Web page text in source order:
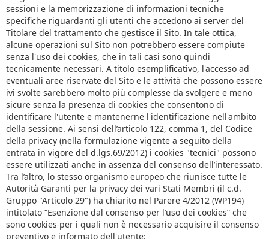
sessioni e la memorizzazione di informazioni tecniche
specifiche riguardanti gli utenti che accedono ai server del
Titolare del trattamento che gestisce il Sito. In tale ottica,
alcune operazioni sul Sito non potrebbero essere compiute
senza l'uso dei cookies, che in tali casi sono quindi
tecnicamente necessari. A titolo esemplificativo, l'accesso ad
eventuali aree riservate del Sito e le attività che possono essere
ivi svolte sarebbero molto più complesse da svolgere e meno
sicure senza la presenza di cookies che consentono di
identificare l'utente e mantenerne l'identificazione nell'ambito
della sessione. Ai sensi dell’articolo 122, comma 1, del Codice
della privacy (nella formulazione vigente a seguito della
entrata in vigore del d.lgs.69/2012) i cookies "tecnici" possono
essere utilizzati anche in assenza del consenso dell’interessato.
Tra l’altro, lo stesso organismo europeo che riunisce tutte le
Autorità Garanti per la privacy dei vari Stati Membri (il c.d.
Gruppo "Articolo 29") ha chiarito nel Parere 4/2012 (WP194)
intitolato “Esenzione dal consenso per l’uso dei cookies” che
sono cookies per i quali non è necessario acquisire il consenso
preventivo e informato dell'utente: